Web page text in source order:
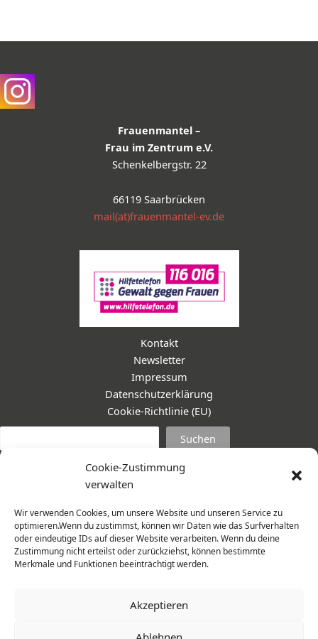
Cookie-Zustimmung
verwalten
Wir verwenden Cookies, um unsere Website und unseren Service zu
optimieren.Wenn du zustimmst, können wir Daten wie das Surfverhalten
oder eindeutige IDs auf dieser Website verarbeiten. Wenn du deine
Zustimmung nicht erteilst oder zurückziehst, können bestimmte
Merkmale und Funktionen beeinträchtigt werden.
Akzeptieren
Frauenmantel –
Frau im Zentrum e.V.
Schenkelbergstr. 22
66119 Saarbrücken
mail(at)frauenmantel-ev.de
Kontakt
Newsletter
Impressum
Datenschutzerklärung
Cookie-Richtlinie (EU)
Suchen